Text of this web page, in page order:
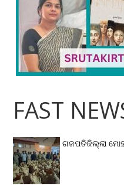
FAST
ଗଜପତିଜିଲ୍ଲା